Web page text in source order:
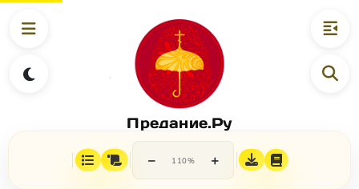
Предание.Ру
− 110% +